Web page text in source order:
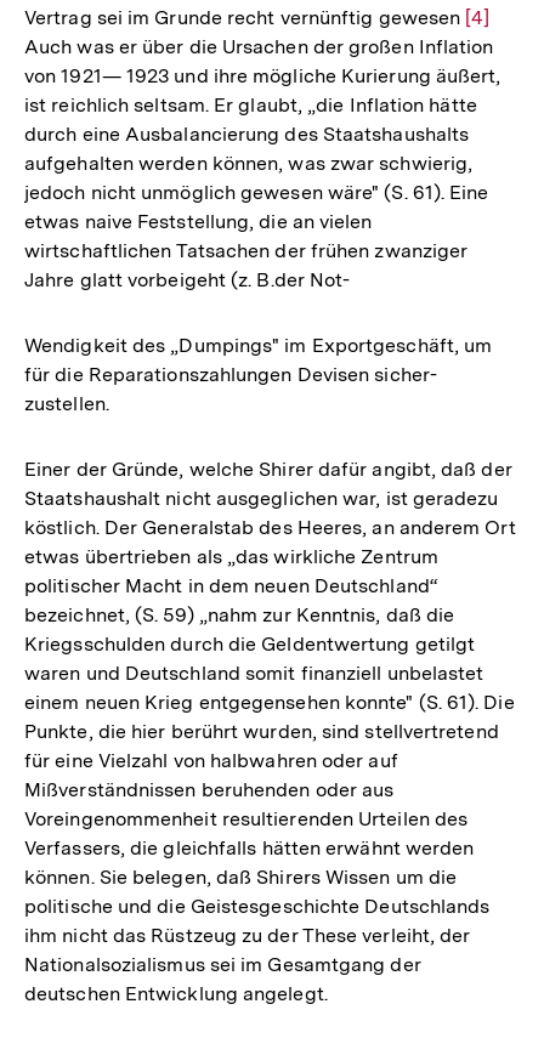
Vertrag sei im Grunde recht vernünftig gewesen Zur
der
Fußnote
[4]
Auch was er über die Ursachen der großen Inflation
von 1921— 1923 und ihre mögliche Kurierung äußert,
ist reichlich seltsam. Er glaubt, „die Inflation hätte
durch eine Ausbalancierung des Staatshaushalts
aufgehalten werden können, was zwar schwierig,
jedoch nicht unmöglich gewesen wäre" (S. 61). Eine
etwas naive Feststellung, die an vielen
wirtschaftlichen Tatsachen der frühen zwanziger
Jahre glatt vorbeigeht (z. B.der Not-
Wendigkeit des „Dumpings" im Exportgeschäft, um
für die Reparationszahlungen Devisen sicher-
zustellen.
Einer der Gründe, welche Shirer dafür angibt, daß der
Staatshaushalt nicht ausgeglichen war, ist geradezu
köstlich. Der Generalstab des Heeres, an anderem Ort
etwas übertrieben als „das wirkliche Zentrum
politischer Macht in dem neuen Deutschland“
bezeichnet, (S. 59) „nahm zur Kenntnis, daß die
Kriegsschulden durch die Geldentwertung getilgt
waren und Deutschland somit finanziell unbelastet
einem neuen Krieg entgegensehen konnte" (S. 61). Die
Punkte, die hier berührt wurden, sind stellvertretend
für eine Vielzahl von halbwahren oder auf
Mißverständnissen beruhenden oder aus
Voreingenommenheit resultierenden Urteilen des
Verfassers, die gleichfalls hätten erwähnt werden
können. Sie belegen, daß Shirers Wissen um die
politische und die Geistesgeschichte Deutschlands
ihm nicht das Rüstzeug zu der These verleiht, der
Nationalsozialismus sei im Gesamtgang der
deutschen Entwicklung angelegt.